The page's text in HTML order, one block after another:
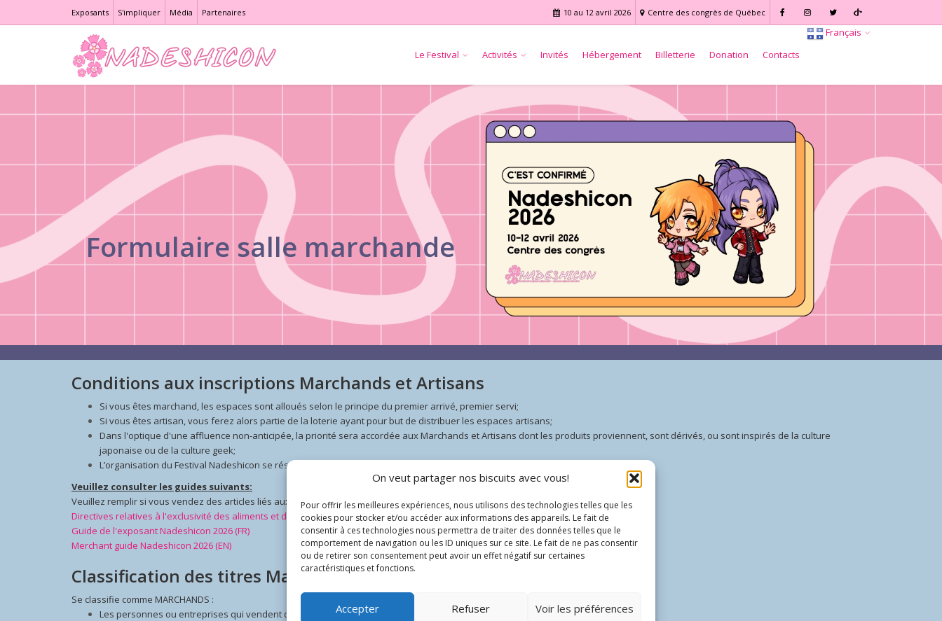
On veut partager nos biscuits avec vous!
Pour offrir les meilleures expériences, nous utilisons des technologies telles que les
cookies pour stocker et/ou accéder aux informations des appareils. Le fait de
consentir à ces technologies nous permettra de traiter des données telles que le
comportement de navigation ou les ID uniques sur ce site. Le fait de ne pas consentir
ou de retirer son consentement peut avoir un effet négatif sur certaines
caractéristiques et fonctions.
Accepter Refuser Voir les préférences
Exposants S'impliquer Média Partenaires 10 au 12 avril 2026 Centre des congrès de Québec
Le Festival Activités Invités Hébergement Billetterie Donation Contacts
Français
Formulaire salle marchande
Conditions aux inscriptions Marchands et Artisans
Si vous êtes marchand, les espaces sont alloués selon le principe du premier arrivé, premier servi;
Si vous êtes artisan, vous ferez alors partie de la loterie ayant pour but de distribuer les espaces artisans;
Dans l'optique d'une affluence non-anticipée, la priorité sera accordée aux Marchands et Artisans dont les produits proviennent, sont dérivés, ou sont inspirés de la culture
japonaise ou de la culture geek;
L’organisation du Festival Nadeshicon se réserve le droit de refuser toute candidature.
Veuillez consulter les guides suivants:
Veuillez remplir si vous vendez des articles liés aux armes:Entente relative à la vente d'armes par un exposant(FR-ENG)
Directives relatives à l'exclusivité des aliments et des boissons(FR-ENG)
Guide de l'exposant Nadeshicon 2026 (FR)
Merchant guide Nadeshicon 2026 (EN)
Classification des titres Marchand et Artisan
Se classifie comme MARCHANDS :
Les personnes ou entreprises qui vendent des articles officiels, neufs ou usagés, produits en manufacture;